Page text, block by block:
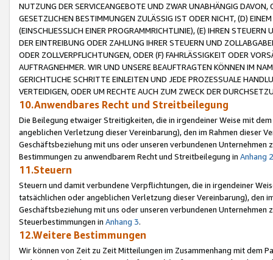
NUTZUNG DER SERVICEANGEBOTE UND ZWAR UNABHÄNGIG
GESETZLICHEN BESTIMMUNGEN ZULÄSSIG IST ODER NICHT, (D)
(EINSCHLIESSLICH EINER PROGRAMMRICHTLINIE), (E) IHREN
DER EINTREIBUNG ODER ZAHLUNG IHRER STEUERN UND
ODER ZOLLVERPFLICHTUNGEN, ODER (F) FAHRLÄSSIGKEIT ODER
AUFTRAGNEHMER. WIR UND UNSERE BEAUFTRAGTEN KÖNNEN IM
GERICHTLICHE SCHRITTE EINLEITEN UND JEDE PROZESSUALE
VERTEIDIGEN, ODER UM RECHTE AUCH ZUM ZWECK DER
10.Anwendbares Recht und Streitbeilegung
Die Beilegung etwaiger Streitigkeiten, die in irgendeiner Weise mit
angeblichen Verletzung dieser Vereinbarung), den im Rahmen dieser
Geschäftsbeziehung mit uns oder unseren verbundenen
Bestimmungen zu anwendbarem Recht und Streitbeilegung in Anhang 2
11.Steuern
Steuern und damit verbundene Verpflichtungen, die in irgendeiner
tatsächlichen oder angeblichen Verletzung dieser Vereinbarung), den
Geschäftsbeziehung mit uns oder unseren verbundenen
Steuerbestimmungen in Anhang 3.
12.Weitere Bestimmungen
Wir können von Zeit zu Zeit Mitteilungen im Zusammenhang mit dem